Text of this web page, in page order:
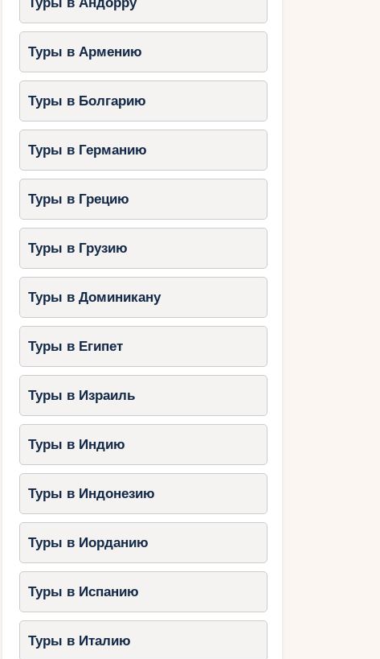
Туры в Армению
Туры в Болгарию
Туры в Германию
Туры в Грецию
Туры в Грузию
Туры в Доминикану
Туры в Египет
Туры в Израиль
Туры в Индию
Туры в Индонезию
Туры в Иорданию
Туры в Испанию
Туры в Италию